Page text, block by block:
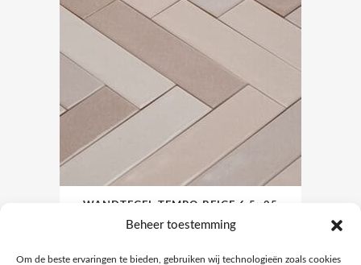
Beheer toestemming
Om de beste ervaringen te bieden, gebruiken wij technologieën zoals cookies
WANDTEGEL TEMPO BEIGE 6,5×25